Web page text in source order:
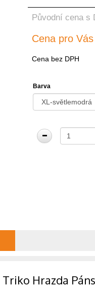
Původní cena s
Cena pro Vás
Cena bez DPH
Barva
Hrazda